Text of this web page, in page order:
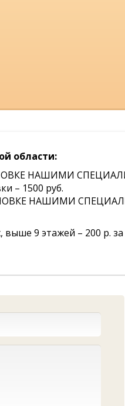
области:
НАШИМИ
– 1500 руб.
НАШИМИ
выше 9 этажей – 200 р. за